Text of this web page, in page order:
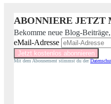
ABONNIERE JETZT
Bekomme neue Blog-
eMail-Adresse
Mit dem Abonnement stimmst du der